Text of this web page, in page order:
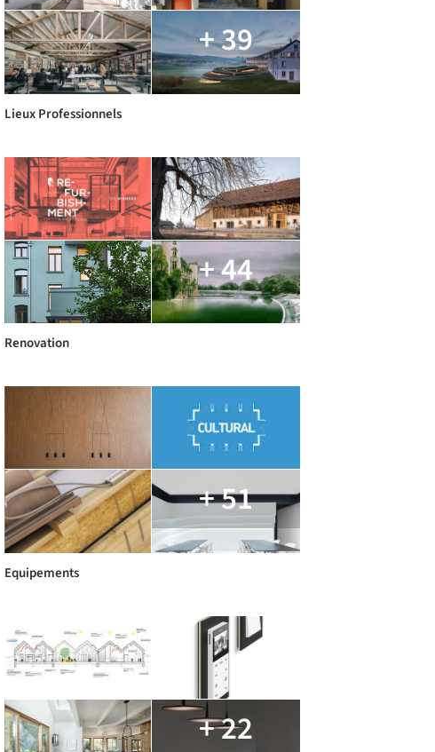
+ 39
Lieux Professionnels
+ 44
Renovation
+ 51
Equipements
+ 22